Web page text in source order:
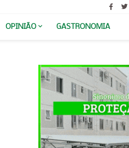
OPINIÃO GASTRONOMIA